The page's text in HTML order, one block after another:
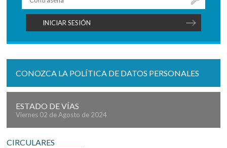
CONOZCA LA POLÍTICA DE DATOS PERSONALES
ESTADO DE VÍAS
Viernes 02 de Agosto de 2024
CIRCULARES